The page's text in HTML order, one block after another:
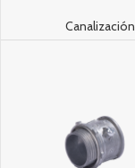
Canalización